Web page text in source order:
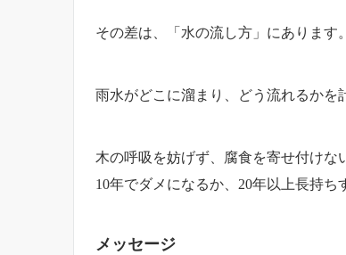
その差は、「水の流し方」にあります。
雨水がどこに溜まり、どう流れるかを
木の呼吸を妨げず、腐食を寄せ付けな
10年でダメになるか、20年以上長持ち
メッセージ